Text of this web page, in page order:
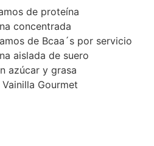
de proteína
concentrada
de Bcaa´s por servicio
aislada de suero
azúcar y grasa
Gourmet